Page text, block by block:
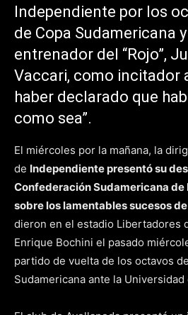
Independiente por los
de Copa Sudamericana
entrenador del “Rojo”,
Vaccari, como incitador
haber declarado que
como sea”.
El miércoles por la mañana, la
de Independiente presentó su
Confederación Sudamericana de
sobre los lamentables sucesos
dieron en el estadio Libertadores
Enrique Bochini el pasado
partido de vuelta de los octavos
Sudamericana ante la Universidad